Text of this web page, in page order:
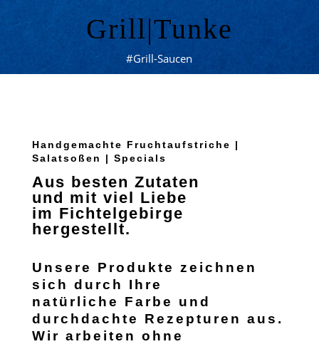
Grill|Tunke
#Grill-Saucen
Handgemachte Fruchtaufstriche |
Salatsoßen | Specials
Aus besten Zutaten
und mit viel Liebe
im Fichtelgebirge
hergestellt.
Unsere Produkte zeichnen
sich durch Ihre
natürliche Farbe und
durchdachte Rezepturen aus.
Wir arbeiten ohne